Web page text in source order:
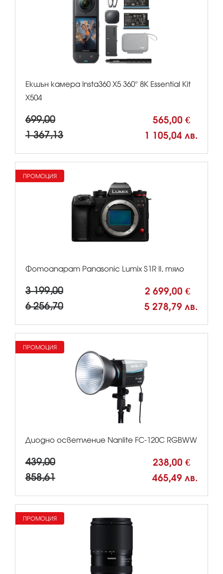
Екшън камера Insta360 X5 360° 8К Essential Kit
X504
699,00 565,00 €
1 367,13 1 105,04 лв.
Фотоапарат Panasonic Lumix S1R II, тяло
3 199,00 2 699,00 €
6 256,70 5 278,79 лв.
ПРОМОЦИЯ
Диодно осветление Nanlite FC-120C RGBWW
439,00 238,00 €
858,61 465,49 лв.
ПРОМОЦИЯ
ПРОМОЦИЯ